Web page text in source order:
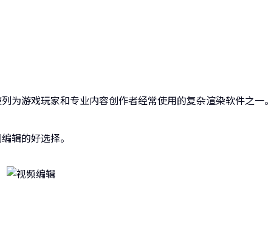
为游戏玩家和专业内容创作者经常使用的复杂渲染软件之一。
辑的好选择。